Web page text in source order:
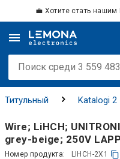
💼 Хотите стать нашим
Титульный Katalogi 2
Wire; LiHCH;
grey-beige; 250V LAPP
Номер продукта: LIHCH-2X1